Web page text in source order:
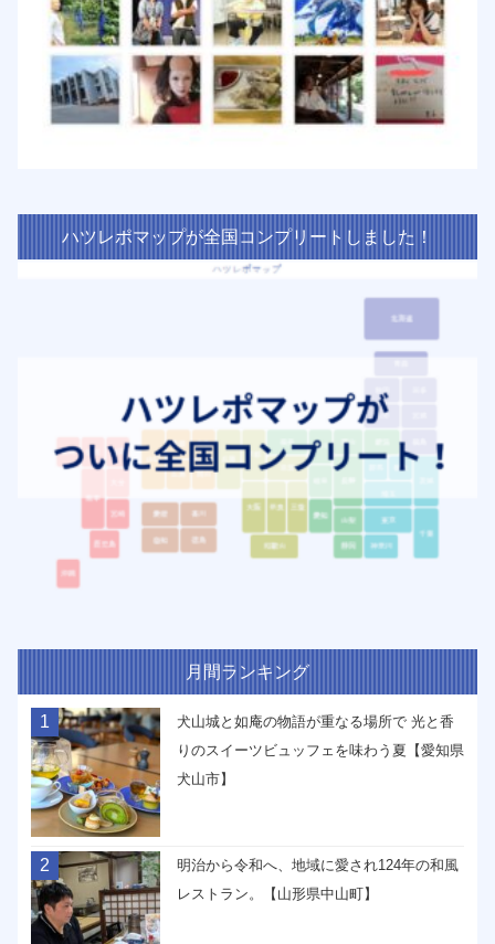
ハツレポマップが全国コンプリートしました！
月間ランキング
1
犬山城と如庵の物語が重なる場所で 光と香
りのスイーツビュッフェを味わう夏【愛知県
犬山市】
2
明治から令和へ、地域に愛され124年の和風
レストラン。【山形県中山町】